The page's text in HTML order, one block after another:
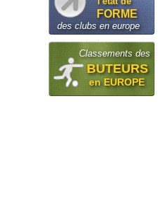
FORME
des clubs en europe
Classements des
BUTEURS
en EUROPE